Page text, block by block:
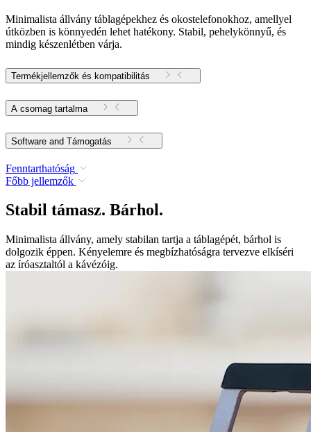
Minimalista állvány táblagépekhez és okostelefonokhoz, amellyel
útközben is könnyedén lehet hatékony. Stabil, pehelykönnyű, és
mindig készenlétben várja.
Termékjellemzők és kompatibilitás
A csomag tartalma
Software and Támogatás
Fenntarthatóság
Főbb jellemzők
Stabil támasz. Bárhol.
Minimalista állvány, amely stabilan tartja a táblagépét, bárhol is
dolgozik éppen. Kényelemre és megbízhatóságra tervezve elkíséri
az íróasztaltól a kávézóig.